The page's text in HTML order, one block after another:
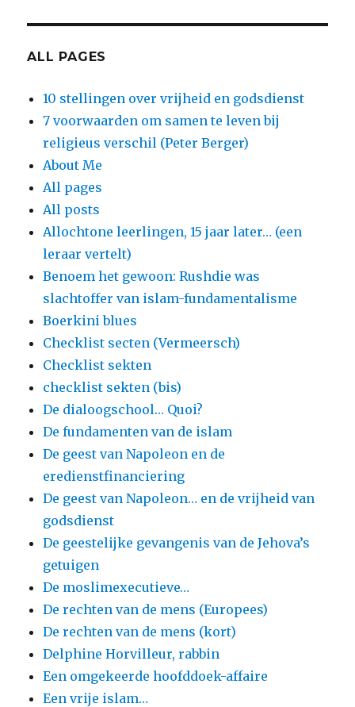
ALL PAGES
10 stellingen over vrijheid en godsdienst
7 voorwaarden om samen te leven bij
religieus verschil (Peter Berger)
About Me
All pages
All posts
Allochtone leerlingen, 15 jaar later… (een
leraar vertelt)
Benoem het gewoon: Rushdie was
slachtoffer van islam-fundamentalisme
Boerkini blues
Checklist secten (Vermeersch)
Checklist sekten
checklist sekten (bis)
De dialoogschool… Quoi?
De fundamenten van de islam
De geest van Napoleon en de
eredienstfinanciering
De geest van Napoleon… en de vrijheid van
godsdienst
De geestelijke gevangenis van de Jehova’s
getuigen
De moslimexecutieve…
De rechten van de mens (Europees)
De rechten van de mens (kort)
Delphine Horvilleur, rabbin
Een omgekeerde hoofddoek-affaire
Een vrije islam…